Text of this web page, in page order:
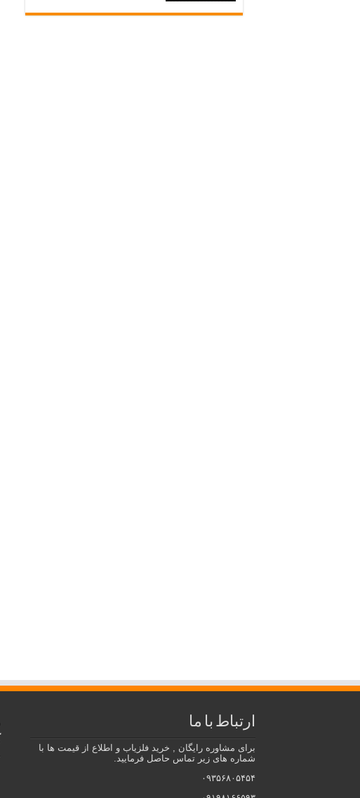
ارتباط با ما
برای مشاوره رایگان , خرید فلزیاب و اطلاع از قیمت ها با
شماره های زیر تماس حاصل فرمایید.
۰۹۳۵۶۸۰۵۴۵۴